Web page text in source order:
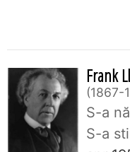
Frank
1867-
S-a
S-a